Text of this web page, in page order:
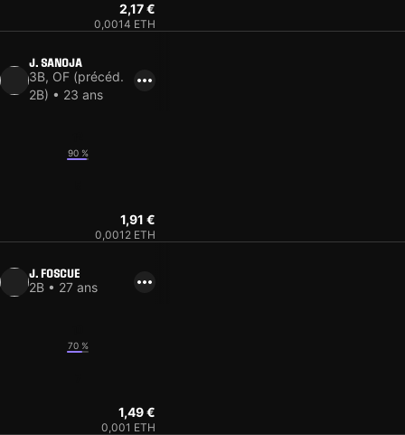
0,0014 ETH
2,17 €
J. SANOJA
3B, OF (précéd.
2B) • 23 ans
90 %
0,0012 ETH
1,91 €
J. FOSCUE
2B • 27 ans
70 %
0,001 ETH
1,49 €